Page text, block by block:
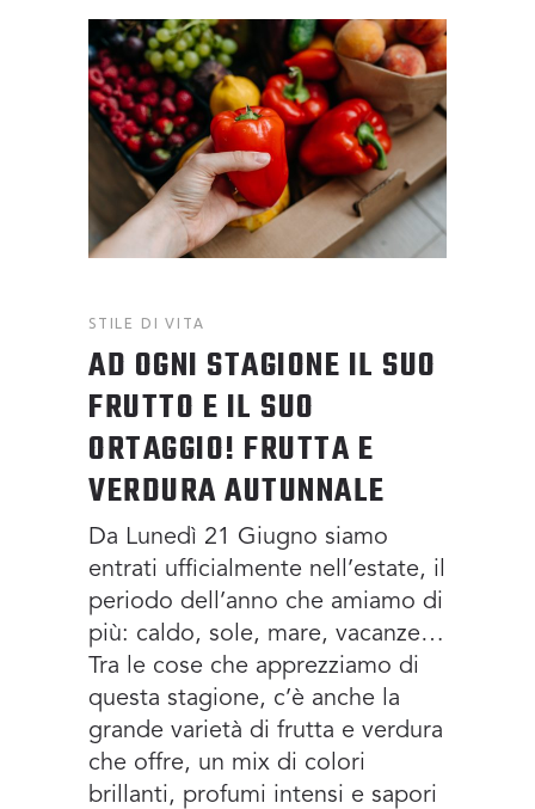
STILE DI VITA
AD OGNI STAGIONE IL SUO
FRUTTO E IL SUO
ORTAGGIO! FRUTTA E
VERDURA AUTUNNALE
Da Lunedì 21 Giugno siamo
entrati ufficialmente nell’estate, il
periodo dell’anno che amiamo di
più: caldo, sole, mare, vacanze…
Tra le cose che apprezziamo di
questa stagione, c’è anche la
grande varietà di frutta e verdura
che offre, un mix di colori
brillanti, profumi intensi e sapori